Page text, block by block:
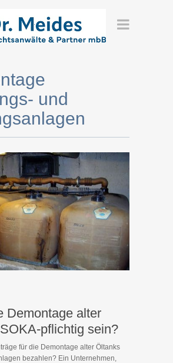
und
Demontage alter
pflichtig sein?
für die Demontage alter Öltanks
bezahlen? Ein Unternehmen,